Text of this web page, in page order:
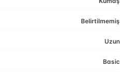
Belirtilmemiş
Uzun
Basic